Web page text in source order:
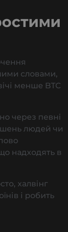
словами,
менше BTC
через певні
людей чи
надходять в
халвінг
і робить